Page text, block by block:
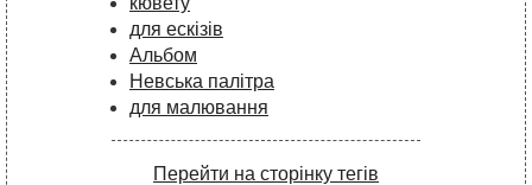
для ескізів
Альбом
Невська палітра
для малювання
Перейти на сторінку тегів